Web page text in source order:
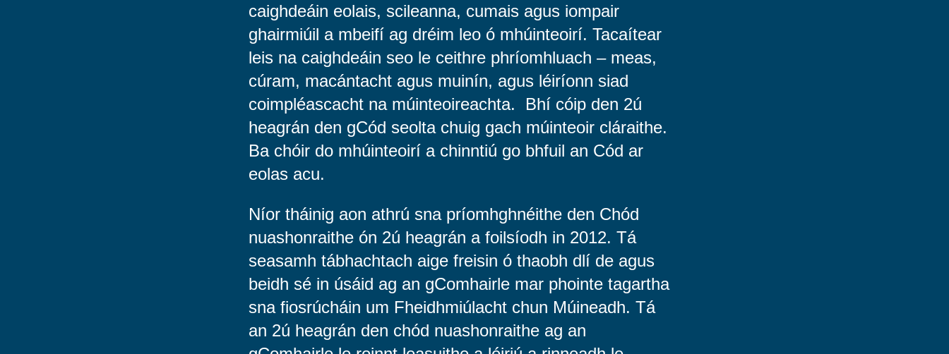
caighdeáin eolais, scileanna, cumais agus iompair
ghairmiúil a mbeifí ag dréim leo ó mhúinteoirí. Tacaítear
leis na caighdeáin seo le ceithre phríomhluach – meas,
cúram, macántacht agus muinín, agus léiríonn siad
coimpléascacht na múinteoireachta. Bhí cóip den 2ú
heagrán den gCód seolta chuig gach múinteoir cláraithe.
Ba chóir do mhúinteoirí a chinntiú go bhfuil an Cód ar
eolas acu.
Níor tháinig aon athrú sna príomhghnéithe den Chód
nuashonraithe ón 2ú heagrán a foilsíodh in 2012. Tá
seasamh tábhachtach aige freisin ó thaobh dlí de agus
beidh sé in úsáid ag an gComhairle mar phointe tagartha
sna fiosrúcháin um Fheidhmiúlacht chun Múineadh. Tá
an 2ú heagrán den chód nuashonraithe ag an